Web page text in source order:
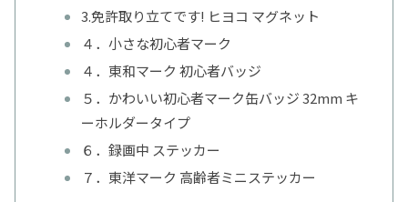
3.免許取り立てです! ヒヨコ マグネット
４．小さな初心者マーク
４．東和マーク 初心者バッジ
５．かわいい初心者マーク缶バッジ 32mm キ
ーホルダータイプ
６．録画中 ステッカー
７．東洋マーク 高齢者ミニステッカー